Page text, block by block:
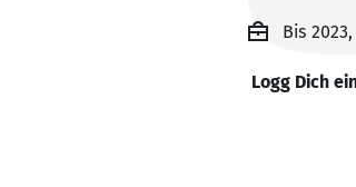
Bis
Logg Dich